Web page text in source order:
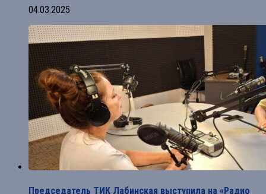
04.03.2025
Председатель ТИК Лабинская выступила на «Радио